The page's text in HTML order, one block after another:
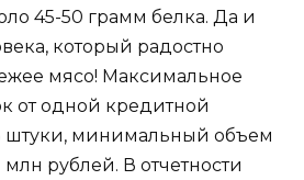
45-50 грамм белка. Да и
который радостно
мясо! Максимальное
от одной кредитной
штуки, минимальный объем
рублей. В отчетности